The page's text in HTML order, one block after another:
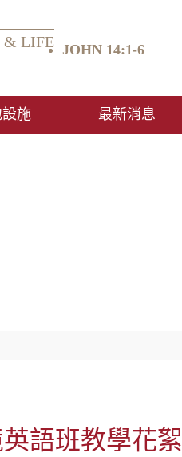
& LIFE JOHN 14:1-6
施 最新消息
語班教學花絮